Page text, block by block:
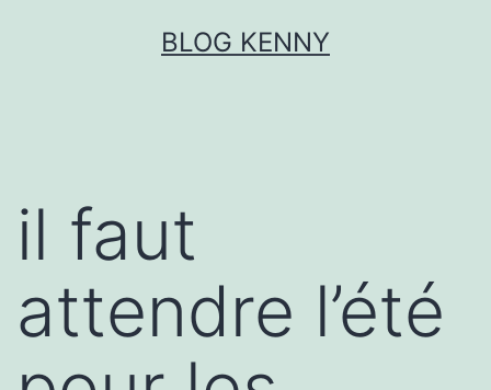
BLOG KENNY
il faut
attendre l’été